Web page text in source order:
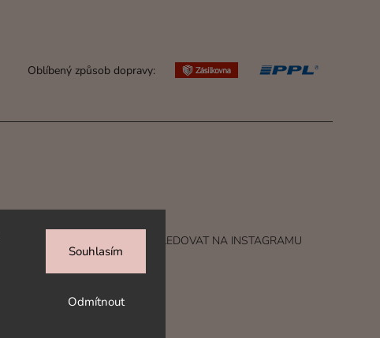
Odmítnout
Souhlasím
SLEDOVAT NA INSTAGRAMU
Oblíbený způsob dopravy: